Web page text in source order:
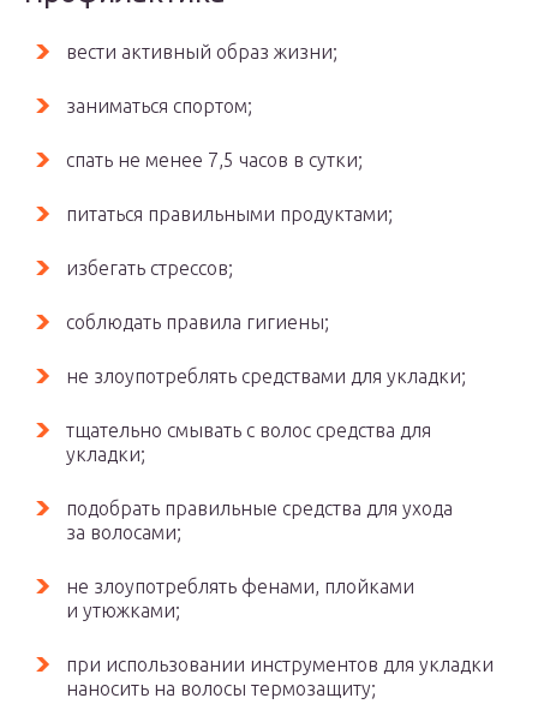
вести активный образ жизни;
заниматься спортом;
спать не менее 7,5 часов в сутки;
питаться правильными продуктами;
избегать стрессов;
соблюдать правила гигиены;
не злоупотреблять средствами для укладки;
тщательно смывать с волос средства для
укладки;
подобрать правильные средства для ухода
за волосами;
не злоупотреблять фенами, плойками
и утюжками;
при использовании инструментов для укладки
наносить на волосы термозащиту;